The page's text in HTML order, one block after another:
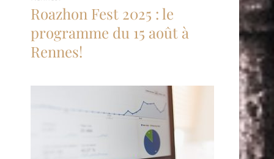
Roazhon Fest 2025 : le
programme du 15 août à
Rennes!